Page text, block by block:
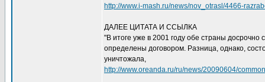
http://www.i-mash.ru/news/nov_otrasl/4466-
ДАЛЕЕ ЦИТАТА И ССЫЛКА
"В итоге уже в 2001 году обе страны
определены договором. Разница, однако,
уничтожала,
http://www.oreanda.ru/ru/news/20090604/